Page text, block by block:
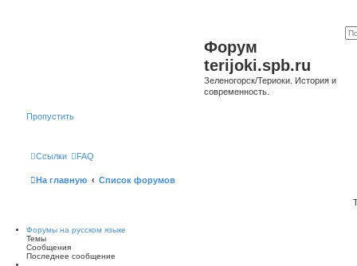
Форум
terijoki.spb.ru
Зеленогорск/Териоки. История и
современность.
Пропустить
Ссылки FAQ
На главную Список форумов
Форумы на русском языке
Темы
Сообщения
Последнее сообщение